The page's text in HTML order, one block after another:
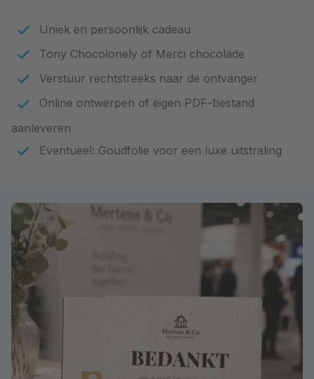
Uniek en persoonlijk cadeau
Tony Chocolonely of Merci chocolade
Verstuur rechtstreeks naar de ontvanger
Online ontwerpen of eigen PDF-bestand
aanleveren
Eventueel: Goudfolie voor een luxe uitstraling